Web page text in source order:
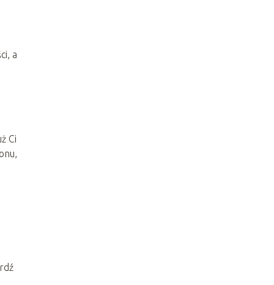
a
Ci